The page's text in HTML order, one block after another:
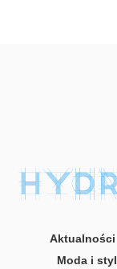
Aktualności
Moda i styl